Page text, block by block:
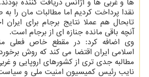
ها و غربی ها و آژانس دریافت کننده
نقدا پرداخت کردیم اما مطالبات مان را
تابحال هم عملا نتایج برجام برای
آنچه باقی مانده جنازه ای از برجام است.
وی اضافه کرد: در مقطع خاص فعلی
اسلامی ایران اقتضا می کند که روش
مطالبه جدی تری از کشورهای اروپایی و
نایب رئیس کمیسیون امنیت ملی و